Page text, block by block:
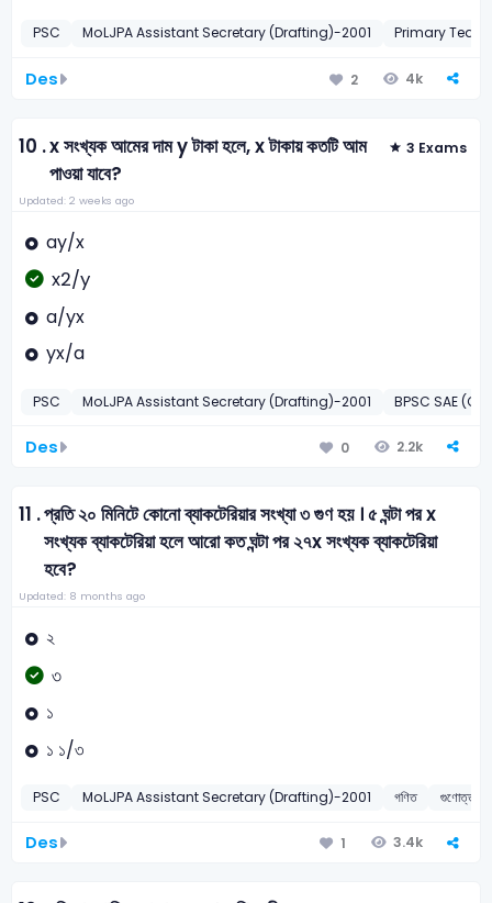
PSC MoLJPA Assistant Secretary (Drafting)-2001 Primary
Des 2 4k
10 .x সংখ্যক আমের দাম y টাকা হলে, x টাকায় কতটি আম
পাওয়া যাবে?
3 Exams
Updated: 2 weeks ago
ay/x
x2/y
a/yx
yx/a
PSC MoLJPA Assistant Secretary (Drafting)-2001 BPSC SAE
Des 0 2.2k
11 .প্রতি ২০ মিনিটে কোনো ব্যাকটেরিয়ার সংখ্যা ৩ গুণ হয় । ৫ ঘন্টা পর x
সংখ্যক ব্যাকটেরিয়া হলে আরো কত ঘন্টা পর ২৭x সংখ্যক ব্যাকটেরিয়া
হবে?
Updated: 8 months ago
২
৩
১
১ ১/৩
PSC MoLJPA Assistant Secretary (Drafting)-2001 গণিত গুণোত্তর
Des 1 3.4k